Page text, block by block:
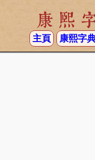
康熙
主頁 康熙字